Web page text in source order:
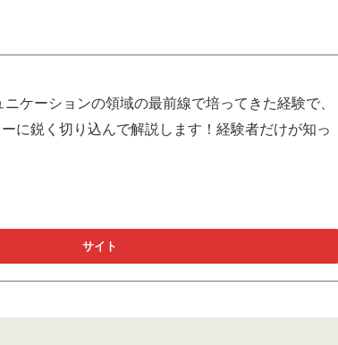
ケーションの領域の最前線で培ってきた経験で、
に鋭く切り込んで解説します！経験者だけが知っ